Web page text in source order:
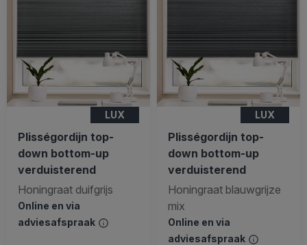
LUX
Plisségordijn top-
down bottom-up
verduisterend
Honingraat duifgrijs
Online en via
adviesafspraak
LUX
Plisségordijn top-
down bottom-up
verduisterend
Honingraat blauwgrijze
mix
Online en via
adviesafspraak